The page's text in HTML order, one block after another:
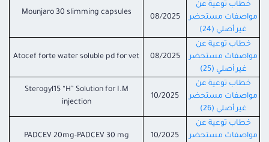
خطاب توعية عن
مواصفات مستحضر
غير أصلي (24)
08/2025
Mounjaro 30 slimming capsules
خطاب توعية عن
مواصفات مستحضر
غير أصلي (25)
08/2025
Atocef forte water soluble pd for vet
خطاب توعية عن
مواصفات مستحضر
غير أصلي (26)
10/2025
Sterogyl15 “H” Solution for I.M
injection
خطاب توعية عن
مواصفات مستحضر
10/2025
PADCEV 20mg-PADCEV 30 mg